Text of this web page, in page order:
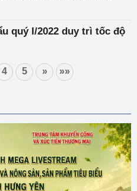
quý I/2022 duy trì tốc độ
4 5 » »»